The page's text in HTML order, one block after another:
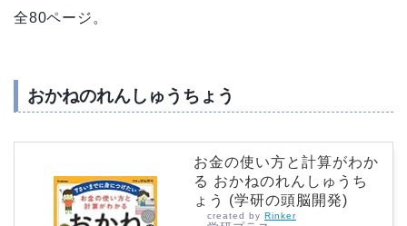
全80ページ。
おかねのれんしゅうちょう
お金の使い方と計算がわか
る おかねのれんしゅうち
ょう (学研の頭脳開発)
created by Rinker